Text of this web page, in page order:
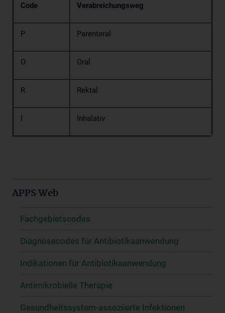
Code Verabreichungsweg
P Parenteral
O Oral
R Rektal
I Inhalativ
APPS Web
Fachgebietscodes
Diagnosecodes für Antibiotikaanwendung
Indikationen für Antibiotikaanwendung
Antimikrobielle Therapie
Gesundheitssystem-assoziierte Infektionen